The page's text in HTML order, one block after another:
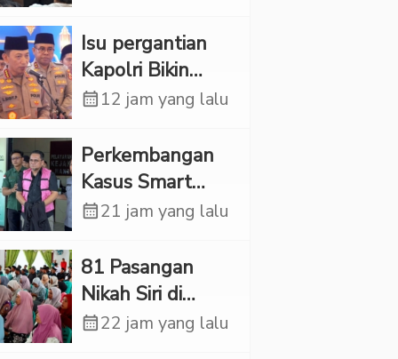
Dilarang dan
Minta Negara
Melindungi
Isu pergantian
Kapolri Bikin
Panas, JMP Puji
Sigit Justru Bikin
“Adem”
calendar_month12 jam yang lalu
Perkembangan
Kasus Smart
Village, Jaksa
Sejumlah Kades
calendar_month21 jam yang lalu
81 Pasangan
Nikah Siri di
Tapsel Ikuti
calendar_month22 jam yang lalu